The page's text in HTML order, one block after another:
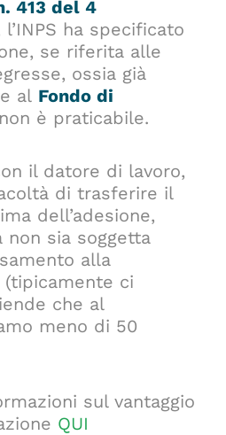
413 del 4
l’INPS ha specificato
se riferita alle
ossia già
al Fondo di
è praticabile.
il datore di lavoro,
di trasferire il
dell’adesione,
non sia soggetta
alla
(tipicamente ci
che al
meno di 50
sul vantaggio
QUI